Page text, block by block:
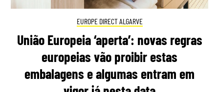
EUROPE DIRECT ALGARVE
União Europeia ‘aperta’: novas regras
europeias vão proibir estas
embalagens e algumas entram em